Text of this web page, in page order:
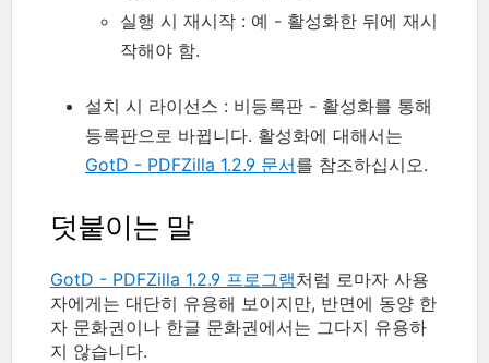
실행 시 재시작 : 예 - 활성화한 뒤에 재시
작해야 함.
설치 시 라이선스 : 비등록판 - 활성화를 통해
등록판으로 바뀝니다. 활성화에 대해서는
GotD - PDFZilla 1.2.9 문서를 참조하십시오.
덧붙이는 말
GotD - PDFZilla 1.2.9 프로그램처럼 로마자 사용
자에게는 대단히 유용해 보이지만, 반면에 동양 한
자 문화권이나 한글 문화권에서는 그다지 유용하
지 않습니다.